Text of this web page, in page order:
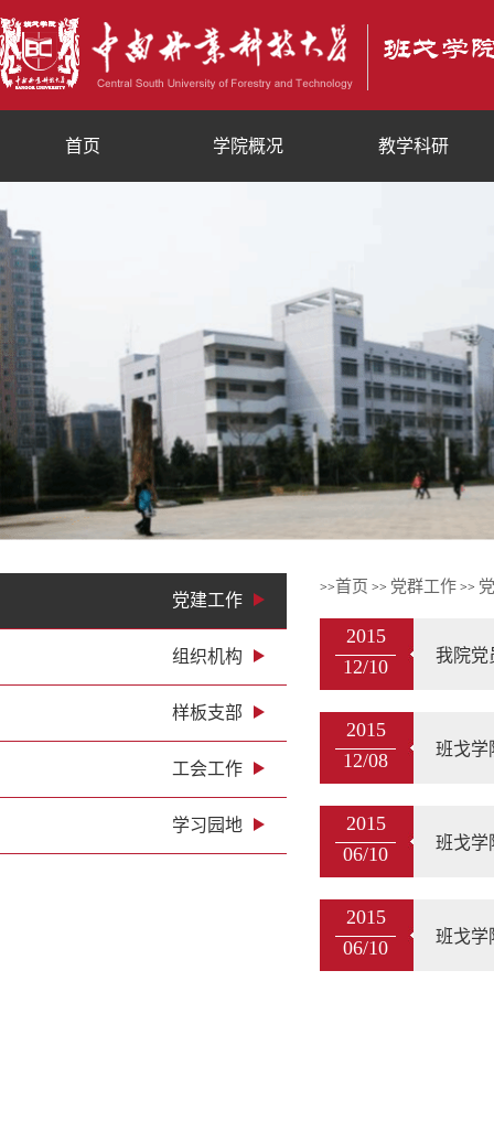
首页 学院概况 教学科研
党建工作
组织机构
样板支部
工会工作
学习园地
>>首页 >> 党群工作 >>
2015
12/10
我院党
2015
12/08
班戈学
2015
06/10
班戈学
2015
06/10
班戈学